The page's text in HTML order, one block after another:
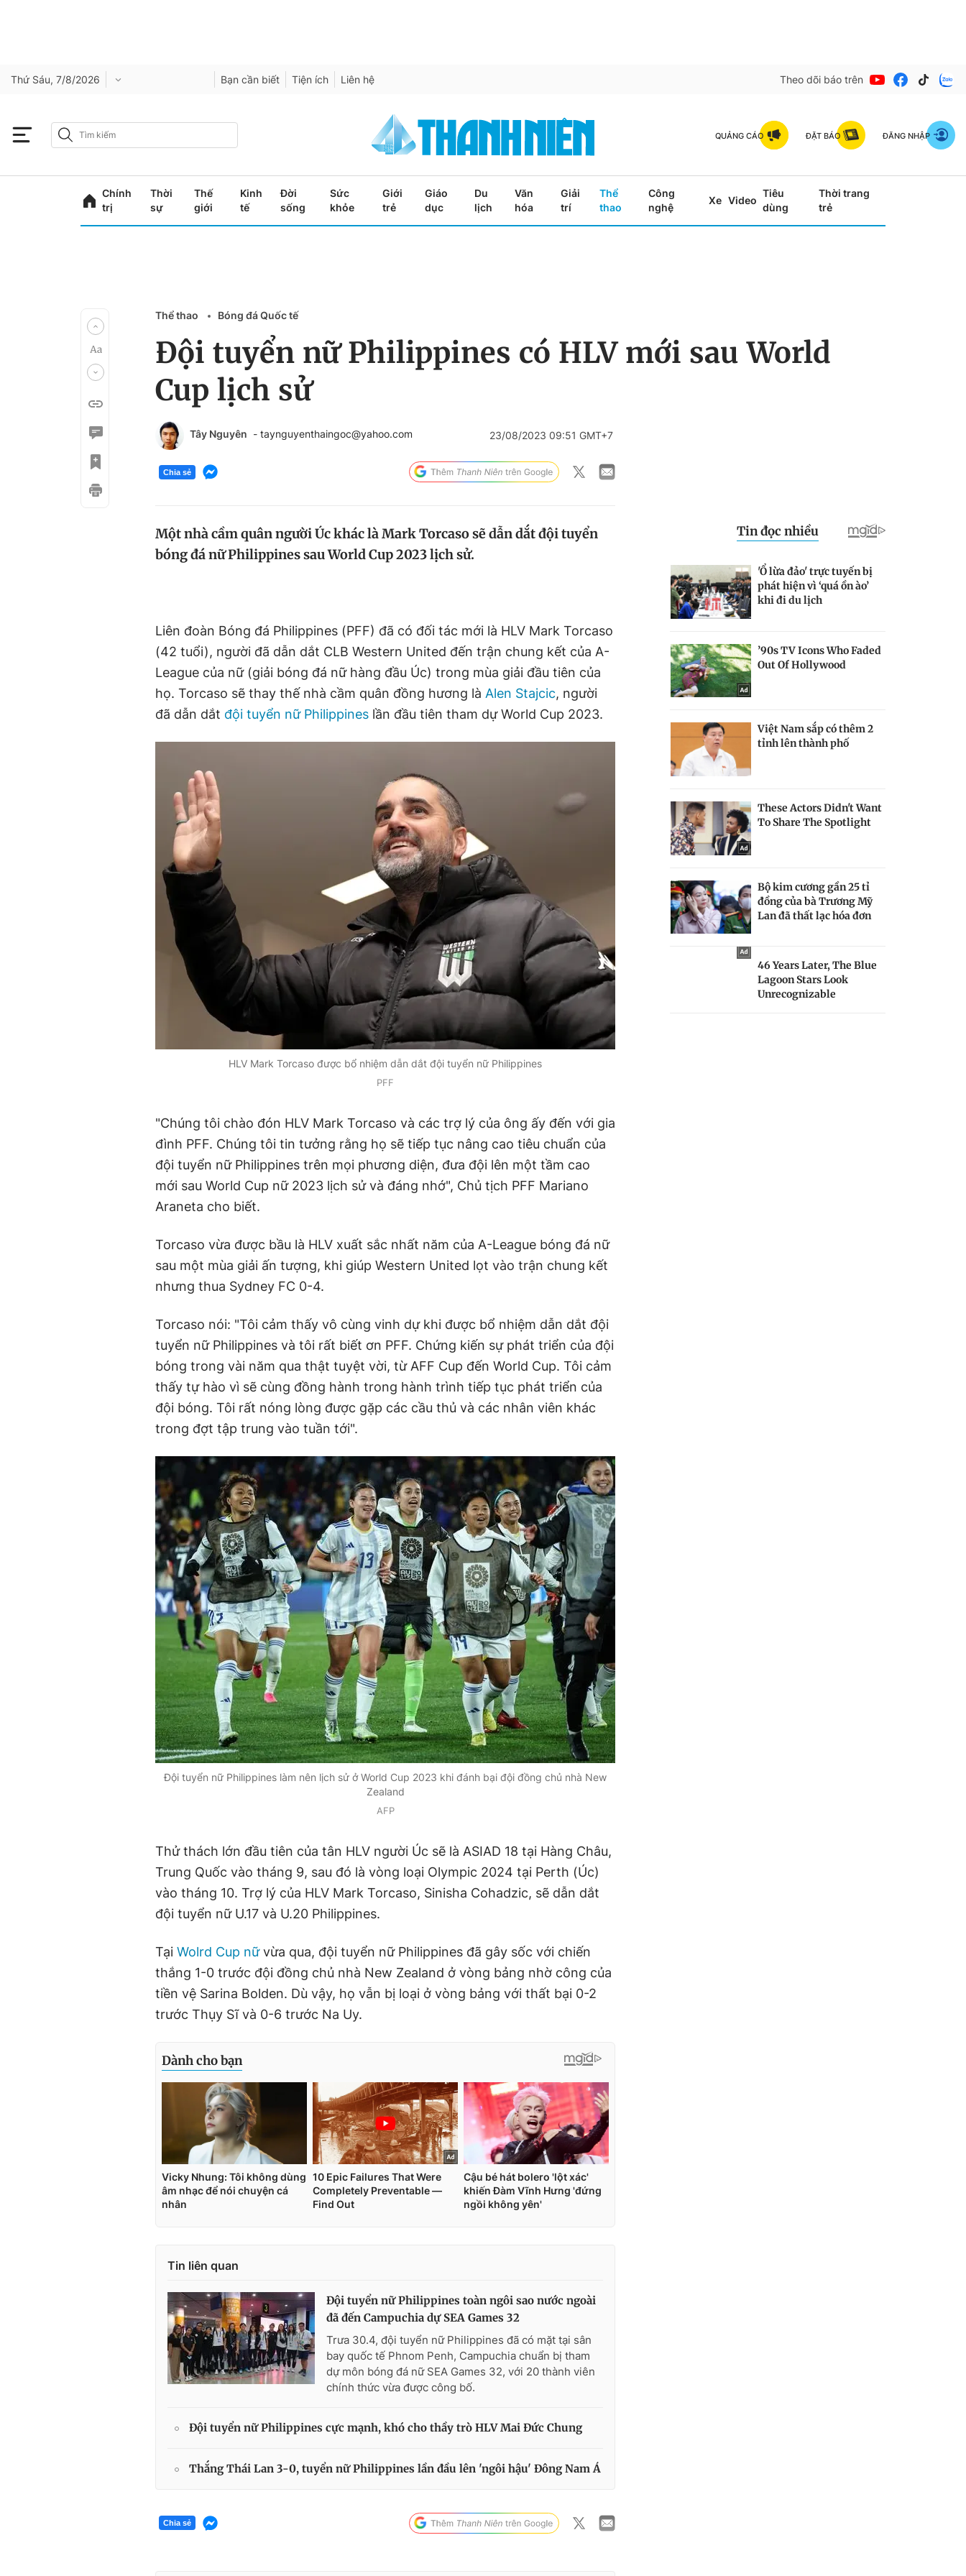
Thứ Sáu, 7/8/2026 Bạn cần biết Tiện ích Liên hệ Theo dõi báo trên
QUẢNG CÁO ĐẶT BÁO ĐĂNG NHẬP
Chính
trị
Thời
sự
Thế
giới
Kinh
tế
Đời
sống
Sức
khỏe
Giới
trẻ
Giáo
dục
Du
lịch
Văn
hóa
Giải
trí
Thể
thao
Công
nghệ
Xe Video
Tiêu
dùng
Thời trang
trẻ
Thể thao Bóng đá Quốc tế
Đội tuyển nữ Philippines có HLV mới sau World
Cup lịch sử
Tây Nguyên - taynguyenthaingoc@yahoo.com 23/08/2023 09:51 GMT+7
Chia sẻ
Một nhà cầm quân người Úc khác là Mark Torcaso sẽ dẫn dắt đội tuyển
bóng đá nữ Philippines sau World Cup 2023 lịch sử.
Liên đoàn Bóng đá Philippines (PFF) đã có đối tác mới là HLV Mark Torcaso
(42 tuổi), người đã dẫn dắt CLB Western United đến trận chung kết của A-
League của nữ (giải bóng đá nữ hàng đầu Úc) trong mùa giải đầu tiên của
họ. Torcaso sẽ thay thế nhà cầm quân đồng hương là Alen Stajcic, người
đã dẫn dắt đội tuyển nữ Philippines lần đầu tiên tham dự World Cup 2023.
HLV Mark Torcaso được bổ nhiệm dẫn dắt đội tuyển nữ Philippines
PFF
"Chúng tôi chào đón HLV Mark Torcaso và các trợ lý của ông ấy đến với gia
đình PFF. Chúng tôi tin tưởng rằng họ sẽ tiếp tục nâng cao tiêu chuẩn của
đội tuyển nữ Philippines trên mọi phương diện, đưa đội lên một tầm cao
mới sau World Cup nữ 2023 lịch sử và đáng nhớ", Chủ tịch PFF Mariano
Araneta cho biết.
Torcaso vừa được bầu là HLV xuất sắc nhất năm của A-League bóng đá nữ
sau một mùa giải ấn tượng, khi giúp Western United lọt vào trận chung kết
nhưng thua Sydney FC 0-4.
Torcaso nói: "Tôi cảm thấy vô cùng vinh dự khi được bổ nhiệm dẫn dắt đội
tuyển nữ Philippines và tôi rất biết ơn PFF. Chứng kiến sự phát triển của đội
bóng trong vài năm qua thật tuyệt vời, từ AFF Cup đến World Cup. Tôi cảm
thấy tự hào vì sẽ cùng đồng hành trong hành trình tiếp tục phát triển của
đội bóng. Tôi rất nóng lòng được gặp các cầu thủ và các nhân viên khác
trong đợt tập trung vào tuần tới".
Đội tuyển nữ Philippines làm nên lịch sử ở World Cup 2023 khi đánh bại đội đồng chủ nhà New
Zealand
AFP
Thử thách lớn đầu tiên của tân HLV người Úc sẽ là ASIAD 18 tại Hàng Châu,
Trung Quốc vào tháng 9, sau đó là vòng loại Olympic 2024 tại Perth (Úc)
vào tháng 10. Trợ lý của HLV Mark Torcaso, Sinisha Cohadzic, sẽ dẫn dắt
đội tuyển nữ U.17 và U.20 Philippines.
Tại Wolrd Cup nữvừa qua, đội tuyển nữ Philippines đã gây sốc với chiến
thắng 1-0 trước đội đồng chủ nhà New Zealand ở vòng bảng nhờ công của
tiền vệ Sarina Bolden. Dù vậy, họ vẫn bị loại ở vòng bảng với thất bại 0-2
trước Thụy Sĩ và 0-6 trước Na Uy.
Tin liên quan
Đội tuyển nữ Philippines toàn ngôi sao nước ngoài
đã đến Campuchia dự SEA Games 32
Trưa 30.4, đội tuyển nữ Philippines đã có mặt tại sân
bay quốc tế Phnom Penh, Campuchia chuẩn bị tham
dự môn bóng đá nữ SEA Games 32, với 20 thành viên
chính thức vừa được công bố.
Đội tuyển nữ Philippines cực mạnh, khó cho thầy trò HLV Mai Đức Chung
Thắng Thái Lan 3-0, tuyển nữ Philippines lần đầu lên 'ngôi hậu' Đông Nam Á
Chia sẻ